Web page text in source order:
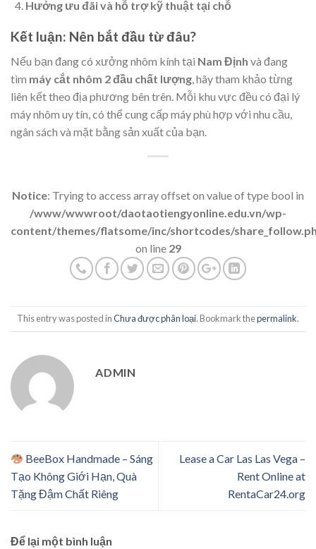
Hưởng ưu đãi và hỗ trợ kỹ thuật tại chỗ
Kết luận: Nên bắt đầu từ đâu?
Nếu bạn đang có xưởng nhôm kính tại Nam Định và đang
tìm máy cắt nhôm 2 đầu chất lượng, hãy tham khảo từng
liên kết theo địa phương bên trên. Mỗi khu vực đều có đại lý
máy nhôm uy tín, có thể cung cấp máy phù hợp với nhu cầu,
ngân sách và mặt bằng sản xuất của bạn.
Notice: Trying to access array offset on value of type bool in
/www/wwwroot/daotaotiengyonline.edu.vn/wp-
content/themes/flatsome/inc/shortcodes/
on line 29
This entry was posted inChưa được phân loại. Bookmark thepermalink.
ADMIN
BeeBox Handmade – Sáng
Tạo Không Giới Hạn, Quà
Tặng Đậm Chất Riêng
Lease a Car Las Las Vega –
Rent Online at
RentaCar24.org
Để lại một bình luận